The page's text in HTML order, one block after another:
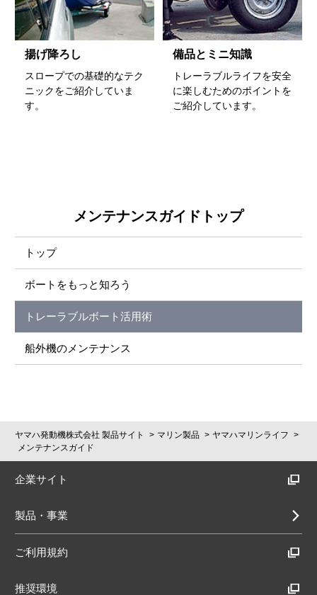
揚げ降ろし
スロープでの基礎的なテク
ニックをご紹介していま
す。
備品とミニ知識
トレーラブルライフを安全
に楽しむためのポイントを
ご紹介しています。
メンテナンスガイドトップ
トップ
ボートをもっと知ろう
トレーラブルボート活用術
船外機のメンテナンス
ヤマハ発動機株式会社 製品サイト マリン製品
ヤマハマリンライフ
メンテナンスガイド
企業サイト
製品・事業
ご利用規約
推奨環境